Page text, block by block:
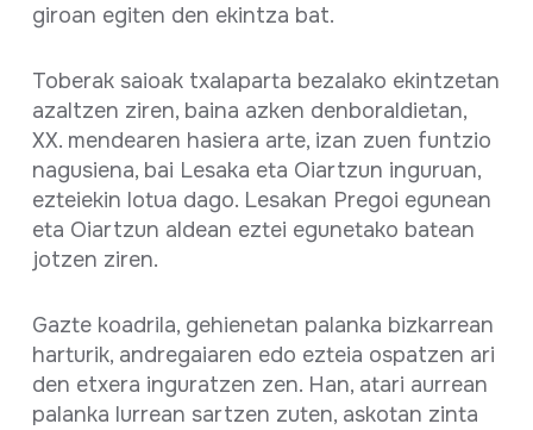
giroan egiten den ekintza bat.
Toberak saioak txalaparta bezalako ekintzetan
azaltzen ziren, baina azken denboraldietan,
XX. mendearen hasiera arte, izan zuen funtzio
nagusiena, bai Lesaka eta Oiartzun inguruan,
ezteiekin lotua dago. Lesakan Pregoi egunean
eta Oiartzun aldean eztei egunetako batean
jotzen ziren.
Gazte koadrila, gehienetan palanka bizkarrean
harturik, andregaiaren edo ezteia ospatzen ari
den etxera inguratzen zen. Han, atari aurrean
palanka lurrean sartzen zuten, askotan zinta